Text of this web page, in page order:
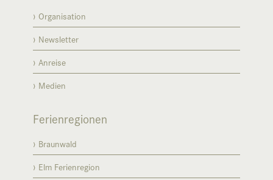
Organisation
Newsletter
Anreise
Medien
Ferienregionen
Braunwald
Elm Ferienregion